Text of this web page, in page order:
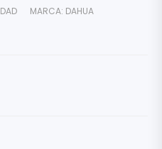
MARCA: DAHUA